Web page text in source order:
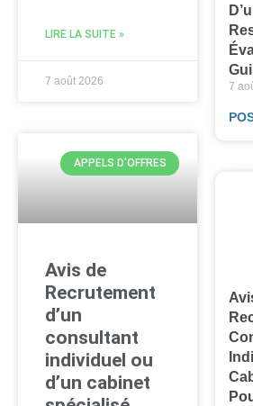
LIRE LA SUITE »
7 août 2026
APPELS D'OFFRES
Avis de
Recrutement
d’un
consultant
individuel ou
d’un cabinet
7